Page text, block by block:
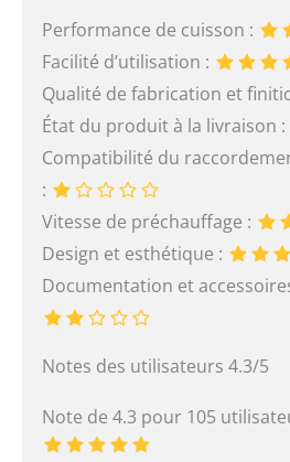
Performance de cuisson :
Facilité d’utilisation :
Qualité de fabrication et
État du produit à la livraison :
Compatibilité du
:
Vitesse de préchauffage :
Design et esthétique :
Documentation et
Notes des utilisateurs 4.3/5
Note de 4.3 pour 105